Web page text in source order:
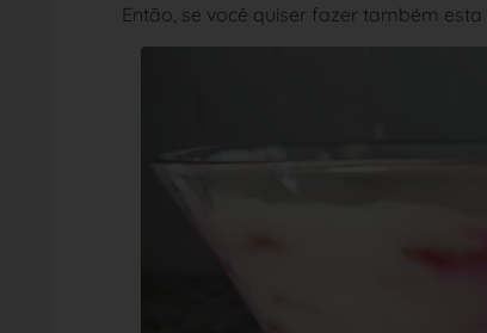
Então, se você quiser fazer também esta